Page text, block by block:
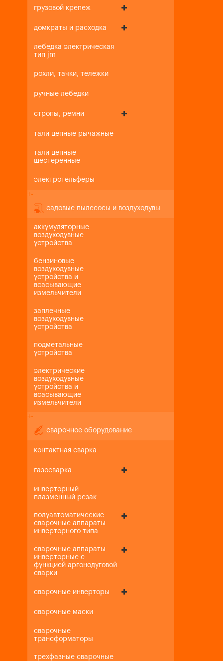
грузовой крепеж
домкраты и расходка
лебедка электрическая
тип jm
рохли, тачки, тележки
ручные лебедки
стропы, ремни
тали цепные рычажные
тали цепные
шестеренные
электротельферы
+-
садовые пылесосы и воздуходувы
аккумуляторные
воздуходувные
устройства
бензиновые
воздуходувные
устройства и
всасывающие
измельчители
заплечные
воздуходувные
устройства
подметальные
устройства
электрические
воздуходувные
устройства и
всасывающие
измельчители
+-
сварочное оборудование
контактная сварка
газосварка
инверторный
плазменный резак
полуавтоматические
сварочные аппараты
инверторного типа
сварочные аппараты
инверторные с
функцией аргонодуговой
сварки
сварочные инверторы
сварочные маски
сварочные
трансформаторы
трехфазные сварочные